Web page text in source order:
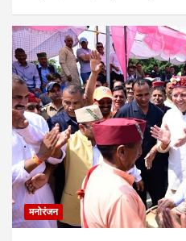
मनोरंजन